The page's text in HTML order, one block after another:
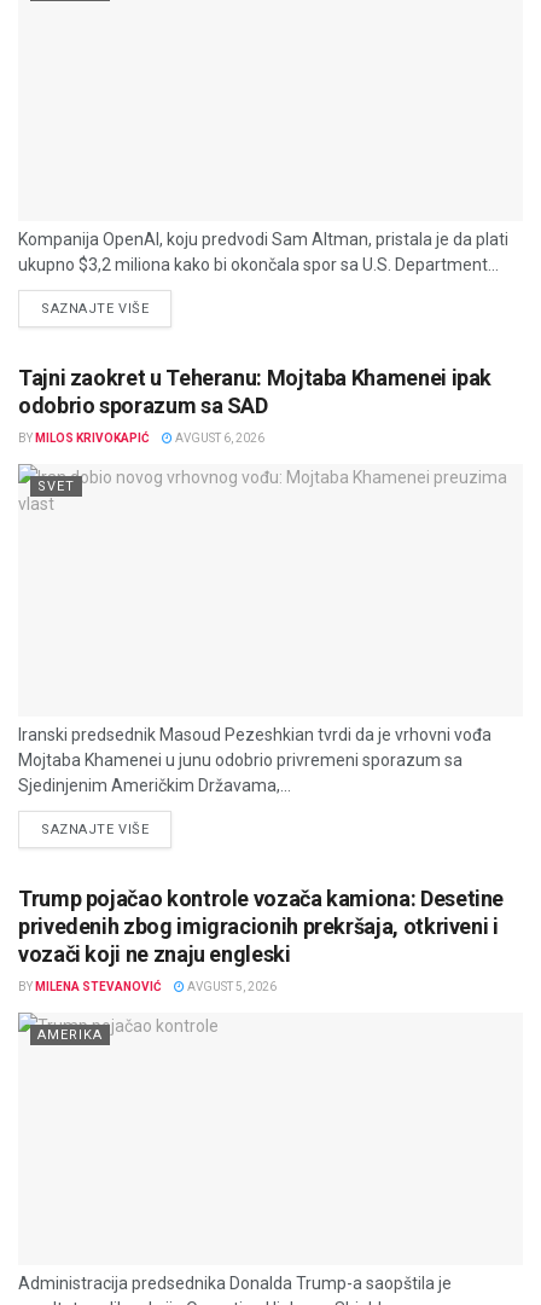
Kompanija OpenAI, koju predvodi Sam Altman, pristala je da plati
ukupno $3,2 miliona kako bi okončala spor sa U.S. Department...
SAZNAJTE VIŠEDETAILS
Tajni zaokret u Teheranu: Mojtaba Khamenei ipak
odobrio sporazum sa SAD
BY MILOS KRIVOKAPIĆ AVGUST 6, 2026
SVET
Iranski predsednik Masoud Pezeshkian tvrdi da je vrhovni vođa
Mojtaba Khamenei u junu odobrio privremeni sporazum sa
Sjedinjenim Američkim Državama,...
SAZNAJTE VIŠEDETAILS
Trump pojačao kontrole vozača kamiona: Desetine
privedenih zbog imigracionih prekršaja, otkriveni i
vozači koji ne znaju engleski
BY MILENA STEVANOVIĆ AVGUST 5, 2026
AMERIKA
Administracija predsednika Donalda Trump-a saopštila je